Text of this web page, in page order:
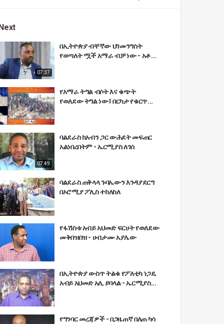
07:37
በኢትዮጵያ ብቸኛው ህገመንግስት
የወጣለት ሟች አማራ ብቻ ነው - አቶ...
የአማራ ትግል ብሶት እና ቁጭት
የወለደው ትግል ነው፤ በርካታ የቁርጥ...
07:49
ባልደራስ ከአብን ጋር ውሕደት መፍጠር
አልነበረበትም - ኤርሚያስ ለገሰ
ባልደራስ ጠቅላላ ጉባኤውን እንዳያደርግ
በኦሮሚያ ፖሊስ ተከለከለ
የፋሽስቱ አብይ አህመድ ፍርሀት የወለደው
መቅበዝበዝ - ሀብታሙ አያሌው
በኢትዮጵያ ውስጥ ትልቁ የፖለቲካ ነጋዴ
አብይ አህመድ አሊ ይባላል - ኤርሚያስ...
የግንባር መረጃዎች - በጋዜጠኛ በለጠ ካሳ